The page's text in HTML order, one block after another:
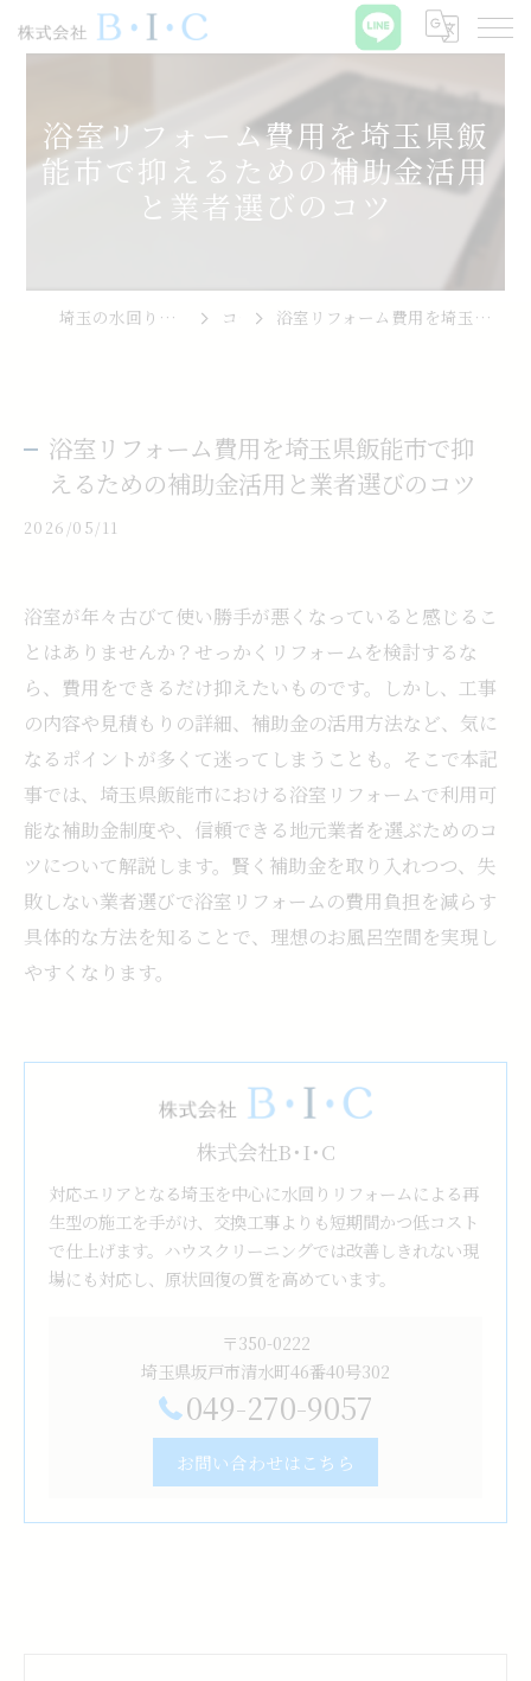
浴室リフォーム費用を埼玉県飯
能市で抑えるための補助金活用
と業者選びのコツ
埼玉の水回りリフォームなら株式会社B･I･C コラム 浴室リフォーム費用を埼玉県飯能市で抑えるための補助金活用と業者選びのコツ
浴室リフォーム費用を埼玉県飯能市で抑
えるための補助金活用と業者選びのコツ
2026/05/11
浴室が年々古びて使い勝手が悪くなっていると感じるこ
とはありませんか？せっかくリフォームを検討するな
ら、費用をできるだけ抑えたいものです。しかし、工事
の内容や見積もりの詳細、補助金の活用方法など、気に
なるポイントが多くて迷ってしまうことも。そこで本記
事では、埼玉県飯能市における浴室リフォームで利用可
能な補助金制度や、信頼できる地元業者を選ぶためのコ
ツについて解説します。賢く補助金を取り入れつつ、失
敗しない業者選びで浴室リフォームの費用負担を減らす
具体的な方法を知ることで、理想のお風呂空間を実現し
やすくなります。
株式会社B･I･C
対応エリアとなる埼玉を中心に水回りリフォームによる再
生型の施工を手がけ、交換工事よりも短期間かつ低コスト
で仕上げます。ハウスクリーニングでは改善しきれない現
場にも対応し、原状回復の質を高めています。
〒350-0222
埼玉県坂戸市清水町46番40号302
049-270-9057
お問い合わせはこちら